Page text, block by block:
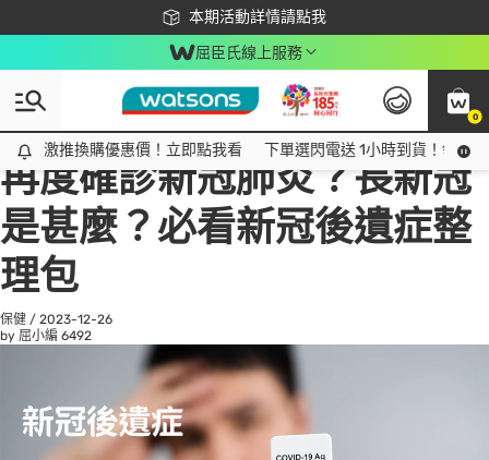
本期活動詳情請點我
下載app最高回饋$350
屈臣氏線上服務
0
激推換購優惠價！立即點我看
激推換購優惠價！立即點我看 下單選閃電送 1小時到貨！領神
All
話題趨勢
再度確診新冠肺炎？長新冠
是甚麼？必看新冠後遺症整
理包
保健 / 2023-12-26
by 屈小編 6492